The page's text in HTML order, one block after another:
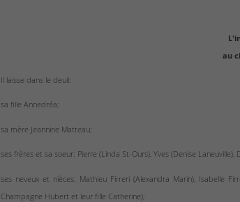
au
Il laisse dans le deuil:
sa fille Annedréa;
sa mère Jeannine Matteau;
ses frères et sa soeur: Pierre (Linda St-Ours), Yves (Denise Laneuville),
ses neveux et nièces: Mathieu Firreri (Alexandra Marin), Isabelle
Champagne Hubert et leur fille Catherine);